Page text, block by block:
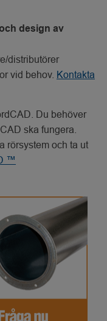
design av
distributörer
vid behov. Kontakta
Du behöver
ska fungera.
rörsystem och ta ut
™